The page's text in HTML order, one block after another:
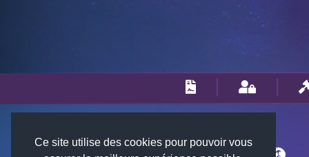
Ce site utilise des cookies pour pouvoir vous